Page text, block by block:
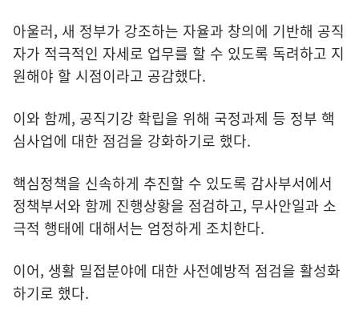
아울러, 새 정부가 강조하는 자율과 창의에 기반해 공직
자가 적극적인 자세로 업무를 할 수 있도록 독려하고 지
원해야 할 시점이라고 공감했다.
이와 함께, 공직기강 확립을 위해 국정과제 등 정부 핵
심사업에 대한 점검을 강화하기로 했다.
핵심정책을 신속하게 추진할 수 있도록 감사부서에서
정책부서와 함께 진행상황을 점검하고, 무사안일과 소
극적 행태에 대해서는 엄정하게 조치한다.
이어, 생활 밀접분야에 대한 사전예방적 점검을 활성화
하기로 했다.